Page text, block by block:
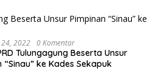
24, 2022 0 Komentar
Tulungagung Beserta Unsur
“Sinau” ke Kades Sekapuk